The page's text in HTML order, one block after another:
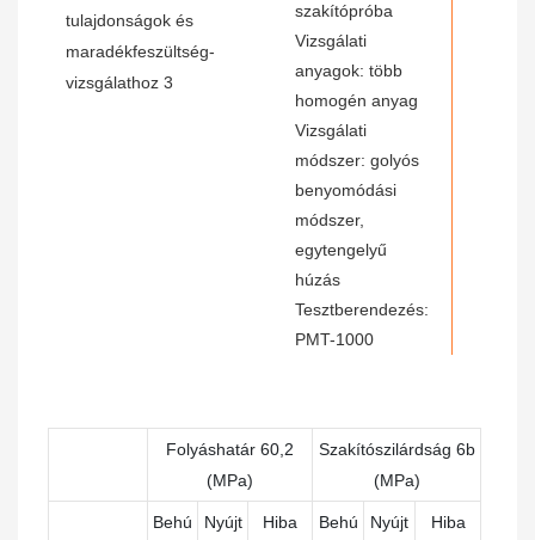
szakítópróba
Vizsgálati
anyagok: több
homogén anyag
Vizsgálati
módszer: golyós
benyomódási
módszer,
egytengelyű
húzás
Tesztberendezés:
PMT-1000
Folyáshatár 60,2
(MPa)
Szakítószilárdság 6b
(MPa)
Behú
Nyújt
Hiba
Behú
Nyújt
Hiba